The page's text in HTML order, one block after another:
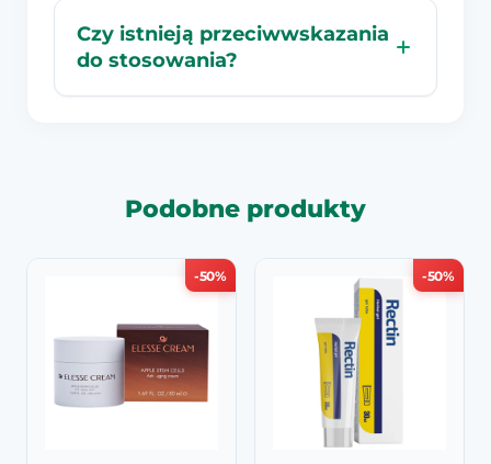
Czy istnieją przeciwwskazania
do stosowania?
Podobne produkty
-50% -50%